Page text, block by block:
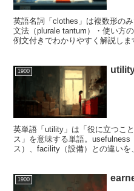
英語名詞「clothes」は複数形の
文法（plurale tantum）・使い方
例文付きでわかりやすく解説しま
1900
英単語「utility」は「役に立つこ
ス」を意味する単語。
ス）、facility（設備）との違いを
1900